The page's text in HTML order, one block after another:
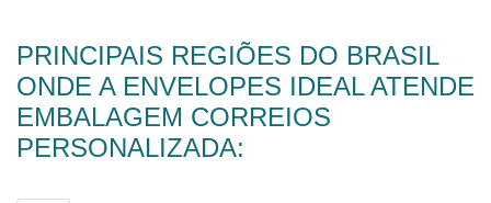
PRINCIPAIS REGIÕES DO BRASIL
ONDE A ENVELOPES IDEAL ATENDE
EMBALAGEM CORREIOS
PERSONALIZADA: